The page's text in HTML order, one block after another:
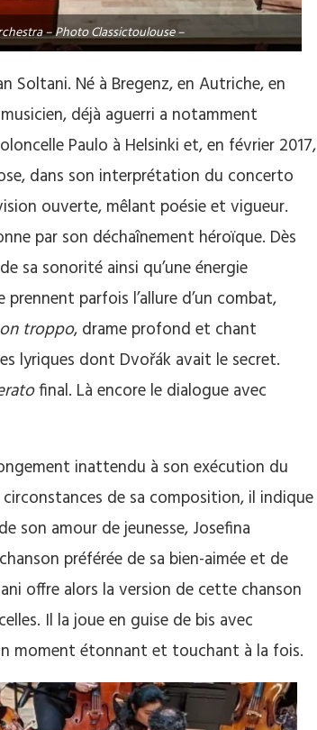
– Photo Classictoulouse –
Soltani. Né à Bregenz, en Autriche, en
déjà aguerri a notamment
Paulo à Helsinki et, en février 2017,
dans son interprétation du concerto
ouverte, mêlant poésie et vigueur.
par son déchaînement héroïque. Dès
sa sonorité ainsi qu’une énergie
parfois l’allure d’un combat,
troppo, drame profond et chant
lyriques dont Dvořák avait le secret.
final. Là encore le dialogue avec
inattendu à son exécution du
de sa composition, il indique
son amour de jeunesse, Josefina
préférée de sa bien-aimée et de
offre alors la version de cette chanson
Il la joue en guise de bis avec
moment étonnant et touchant à la fois.